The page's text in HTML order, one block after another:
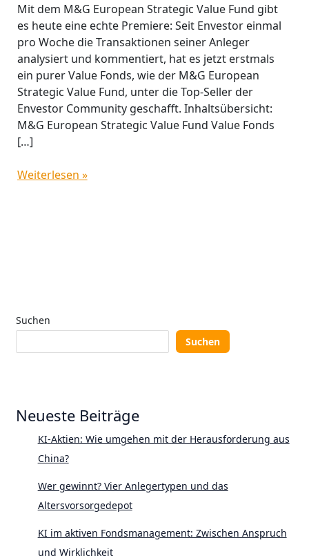
Mit dem M&G European Strategic Value Fund gibt
es heute eine echte Premiere: Seit Envestor einmal
pro Woche die Transaktionen seiner Anleger
analysiert und kommentiert, hat es jetzt erstmals
ein purer Value Fonds, wie der M&G European
Strategic Value Fund, unter die Top-Seller der
Envestor Community geschafft. Inhaltsübersicht:
M&G European Strategic Value Fund Value Fonds
[…]
Weiterlesen »
Suchen
Suchen
Neueste Beiträge
KI-Aktien: Wie umgehen mit der Herausforderung aus
China?
Wer gewinnt? Vier Anlegertypen und das
Altersvorsorgedepot
KI im aktiven Fondsmanagement: Zwischen Anspruch
und Wirklichkeit